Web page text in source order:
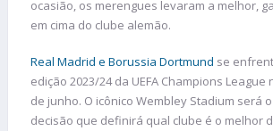
ocasião, os merengues levaram a melhor,
em cima do clube alemão.
Real Madrid e Borussia Dortmund se
edição 2023/24 da UEFA Champions League
de junho. O icônico Wembley Stadium será
decisão que definirá qual clube é o melhor